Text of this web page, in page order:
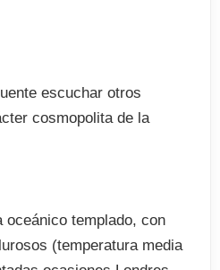
escuchar otros
cosmopolita de la
oceánico templado, con
(temperatura media